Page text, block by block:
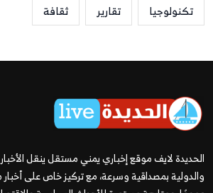
تكنولوجيا
تقارير ثقافة
الحديدة لايف موقع إخباري يمني مستقل ينقل الأخبار
والدولية بمصداقية وسرعة، مع تركيز خاص على